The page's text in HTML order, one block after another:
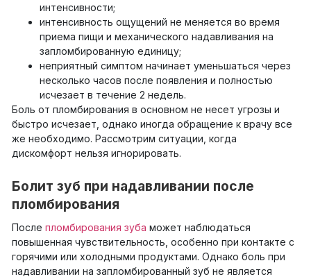
интенсивности;
интенсивность ощущений не меняется во время
приема пищи и механического надавливания на
запломбированную единицу;
неприятный симптом начинает уменьшаться через
несколько часов после появления и полностью
исчезает в течение 2 недель.
Боль от пломбирования в основном не несет угрозы и
быстро исчезает, однако иногда обращение к врачу все
же необходимо. Рассмотрим ситуации, когда
дискомфорт нельзя игнорировать.
Болит зуб при надавливании после
пломбирования
После пломбирования зуба может наблюдаться
повышенная чувствительность, особенно при контакте с
горячими или холодными продуктами. Однако боль при
надавливании на запломбированный зуб не является